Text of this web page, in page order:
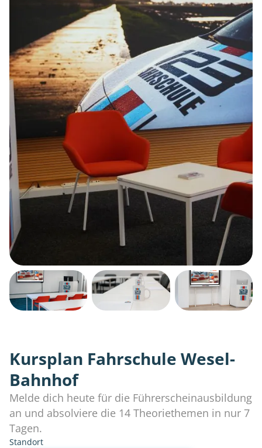
Kursplan Fahrschule Wesel-
Bahnhof
Melde dich heute für die Führerscheinausbildung
an und absolviere die 14 Theoriethemen in nur 7
Tagen.
Standort